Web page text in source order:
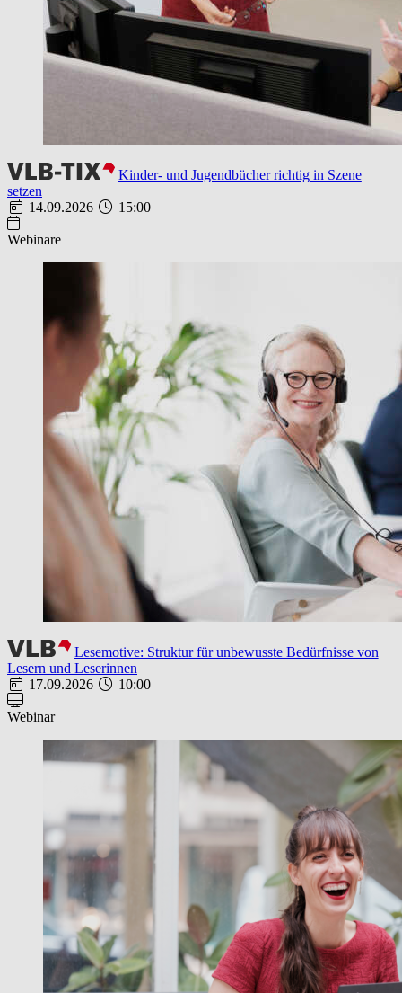
Kinder- und Jugendbücher richtig in Szene
setzen
14.09.2026
15:00
Webinare
Lesemotive: Struktur für unbewusste Bedürfnisse von
Lesern und Leserinnen
17.09.2026
10:00
Webinar